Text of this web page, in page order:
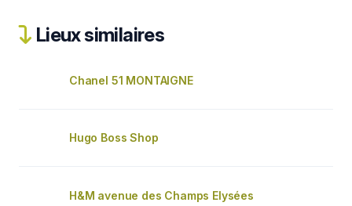
Lieux similaires
Chanel 51 MONTAIGNE
Hugo Boss Shop
H&M avenue des Champs Elysées